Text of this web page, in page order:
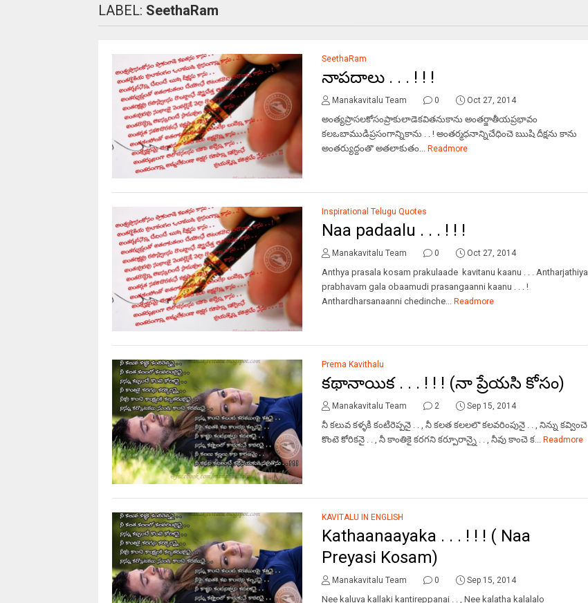
LABEL: SeethaRam
SeethaRam
నాపదాలు . . . ! ! !
Manakavitalu Team 0 Oct 27, 2014
అంత్యప్రాసలకోసంప్రాకులాడెకవితనుకాను అంతర్జాతీయప్రభావం
కలఒబాముడిప్రసంగాన్నికాను . . ! అంతర్మధనాన్నిచేధించె ఋషి దీక్షను కాను
అంతర్యుద్దంతొ అతలాకుతం... Readmore
Inspirational Telugu Quotes
Naa padaalu . . . ! ! !
Manakavitalu Team 0 Oct 27, 2014
Anthya prasala kosam prakulaade kavitanu kaanu . . . Antharjathiya
prabhavam gala obaamudi prasangaanni kaanu . . . !
Anthardharsanaanni chedinche... Readmore
Prema Kavithalu
కథానాయిక . . . ! ! ! (నా ప్రేయసి కోసం)
Manakavitalu Team 2 Sep 15, 2014
నీ కలువ కళ్ళకి కంటిరెప్పనై . . , నీ కలత కలలలొ కలవరింపునై . . , నిన్ను కవ్వించె
కొంటె కోరికనై . . , నీ కాంతికై కరగని కర్పూరాన్నై . . , నీవు కాంచె క... Readmore
KAVITALU IN ENGLISH
Kathaanaayaka . . . ! ! ! ( Naa
Preyasi Kosam)
Manakavitalu Team 0 Sep 15, 2014
Nee kaluva kallaki kantireppanai . . , Nee kalatha kalalalo